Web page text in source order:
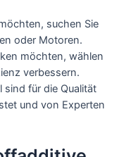
suchen Sie
oder Motoren.
möchten, wählen
verbessern.
sind für die Qualität
und von Experten